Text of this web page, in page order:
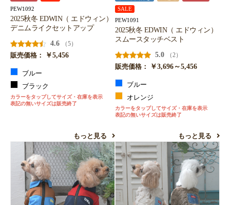
PEW1092
2025秋冬 EDWIN（ エドウィン）
デニムライクセットアップ
4.6
（5）
販売価格：
￥5,456
ブルー
ブラック
カラーをタップしてサイズ・在庫を表示
表記の無いサイズは販売終了
もっと見る
SALE
PEW1091
2025秋冬 EDWIN（ エドウィン）
スムースタッチベスト
5.0
（2）
販売価格：
￥3,696～5,456
ブルー
オレンジ
カラーをタップしてサイズ・在庫を表示
表記の無いサイズは販売終了
もっと見る